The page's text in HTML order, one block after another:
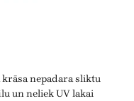
nepadara sliktu
un neliek UV lakai